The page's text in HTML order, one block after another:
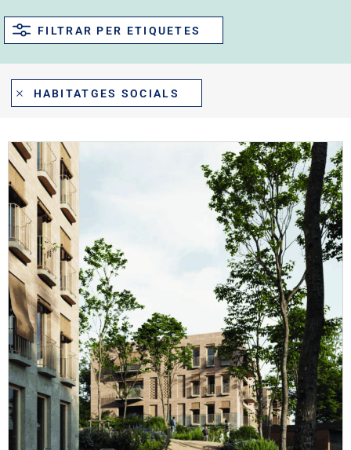
FILTRAR PER ETIQUETES
HABITATGES SOCIALS